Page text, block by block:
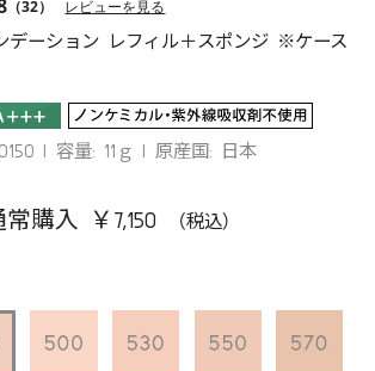
（32） レビューを見る
デーション レフィル＋スポンジ ※ケース
容量: 11ｇ 原産国: 日本
常購入 ￥7,150